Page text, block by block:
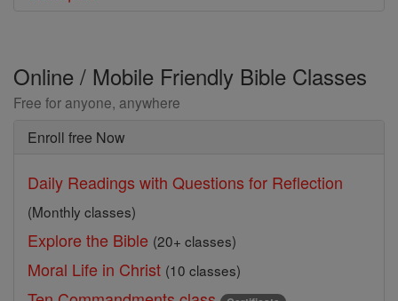
Online / Mobile Friendly Bible Classes
Free for anyone, anywhere
Enroll free Now
Daily Readings with Questions for Reflection
(Monthly classes)
Explore the Bible (20+ classes)
Moral Life in Christ (10 classes)